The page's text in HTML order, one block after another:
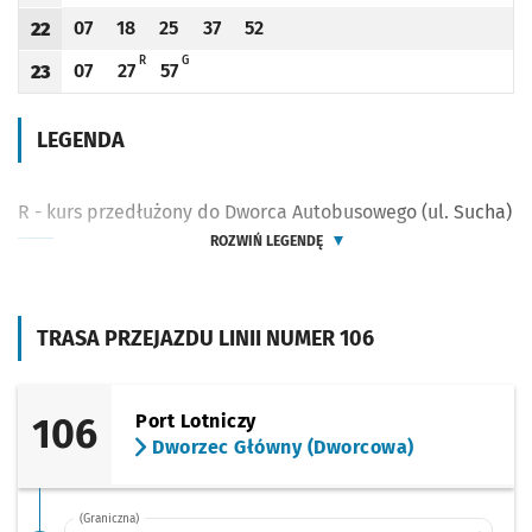
TRASA PRZEJAZDU LINII NUMER 106
106
Port Lotniczy
Dworzec Główny (Dworcowa)
(Graniczna)
Godzina odjazdu
22
Odjazd
07
minut po godzinie 22
Odjazd
18
minut po godzinie 22
Odjazd
25
minut po godzinie 22
Odjazd
37
minut po godzinie 22
Odjazd
52
minut po godzinie 22
Godzina odjazdu
23
Odjazd
07
minut po godzinie 23
Odjazd
27
minut po godzinie 23
RR - KURS PRZEDŁUŻONY DO DWORCA AUTOBUSOWEGO (UL. SUCHA)
Odjazd
57
minut po godzinie 23
GG - KURS PRZEDŁUŻONY DO DWORCA AUTOBUSOWEGO (UL.
LEGENDA
R - kurs przedłużony do Dworca Autobusowego (ul. Sucha)
ROZWIŃ LEGENDĘ